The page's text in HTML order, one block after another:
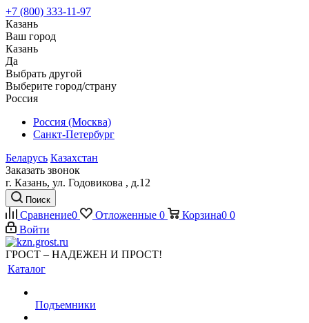
+7 (800) 333-11-97
Казань
Ваш город
Казань
Да
Выбрать другой
Выберите город/страну
Россия
Россия (Москва)
Санкт-Петербург
Беларусь Казахстан
Заказать звонок
г. Казань, ул. Годовикова , д.12
Поиск
Сравнение0 Отложенные 0 Корзина0 0
Войти
ГРОСТ – НАДЕЖЕН И ПРОСТ!
Каталог
Подъемники